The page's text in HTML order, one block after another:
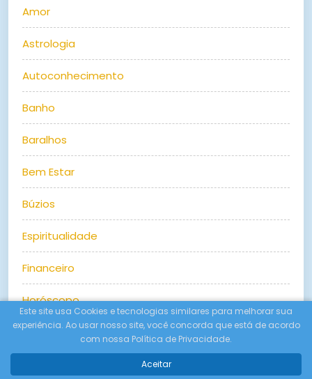
Amor
Astrologia
Autoconhecimento
Banho
Baralhos
Bem Estar
Búzios
Espiritualidade
Financeiro
Horóscopo
Magias
Este site usa Cookies e tecnologias similares para melhorar sua
experiência. Ao usar nosso site, você concorda que está de acordo
com nossa Política de Privacidade.
Aceitar